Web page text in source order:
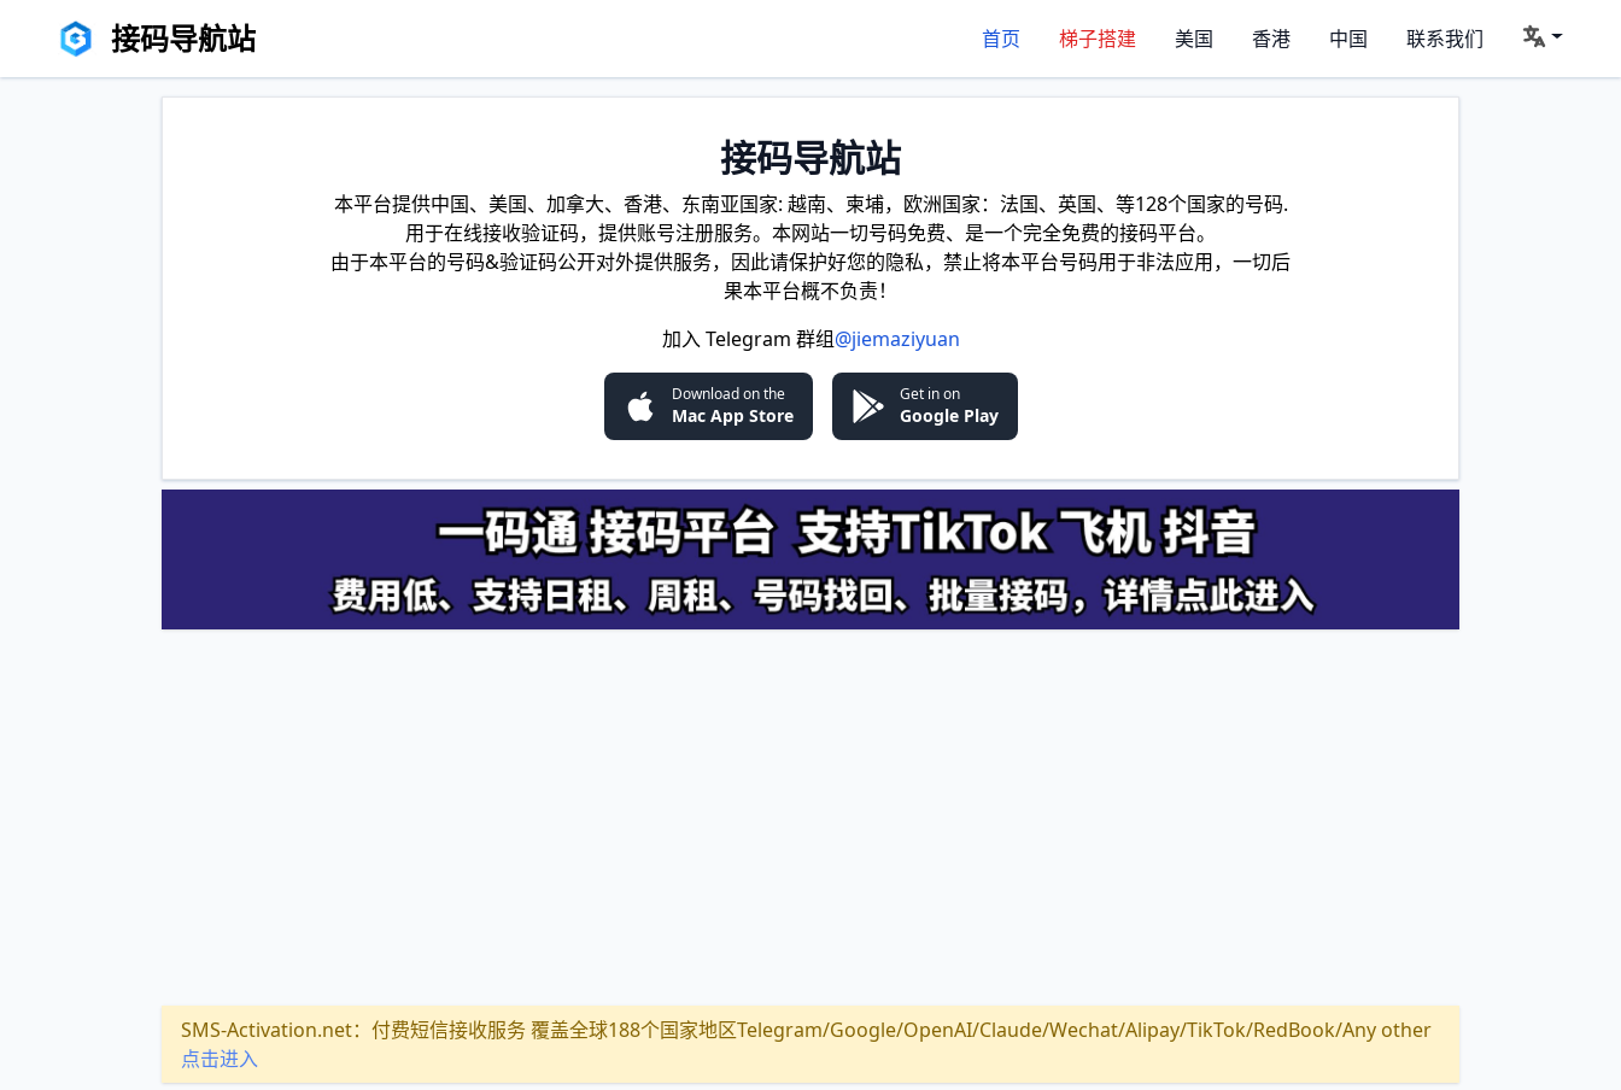
接码导航站 首页 梯子搭建 美国 香港 中国 联系我们
接码导航站
本平台提供中国、美国、加拿大、香港、东南亚国家: 越南、柬埔，欧洲国家：法国、英国、等128个国家的号码.
用于在线接收验证码，提供账号注册服务。本网站一切号码免费、是一个完全免费的接码平台。
由于本平台的号码&验证码公开对外提供服务，因此请保护好您的隐私，禁止将本平台号码用于非法应用，一切后
果本平台概不负责！
加入 Telegram 群组@jiemaziyuan
Download on the
Mac App Store
Get in on
Google Play
SMS-Activation.net：付费短信接收服务 覆盖全球188个国家地区Telegram/Google/OpenAI/Claude/Wechat/Alipay/TikTok/RedBook/Any other
点击进入